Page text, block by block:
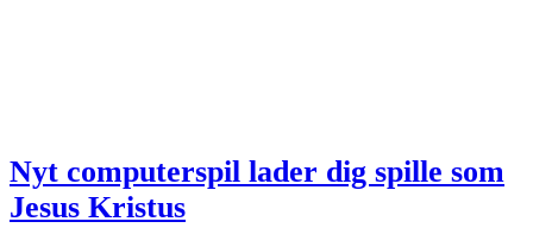
Nyt computerspil lader dig spille som
Jesus Kristus